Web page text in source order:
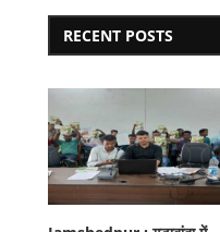
RECENT POSTS